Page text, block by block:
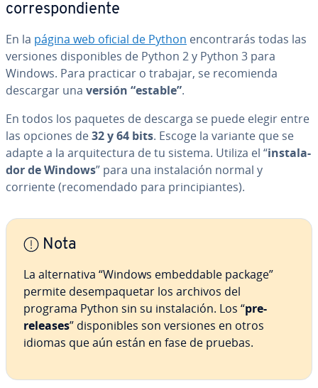
co­rre­s­po­n­die­n­te
En la página web oficial de Python en­co­n­tra­rás todas las
versiones di­s­po­ni­bles de Python 2 y Python 3 para
Windows. Para practicar o trabajar, se re­co­mie­n­da
descargar una versión “estable”.
En todos los paquetes de descarga se puede elegir entre
las opciones de32 y 64 bits. Escoge la variante que se
adapte a la ar­qui­te­c­tu­ra de tu sistema. Utiliza el “in­s­ta­la­
dor de Windows” para una in­s­ta­la­ción normal y
corriente (re­co­me­n­da­do para pri­n­ci­pia­n­tes).
Nota
La al­te­r­na­ti­va “Windows em­be­d­da­ble package”
permite des­em­pa­que­tar los archivos del
programa Python sin su in­s­ta­la­ción. Los “pre-
releases” di­s­po­ni­bles son versiones en otros
idiomas que aún están en fase de pruebas.